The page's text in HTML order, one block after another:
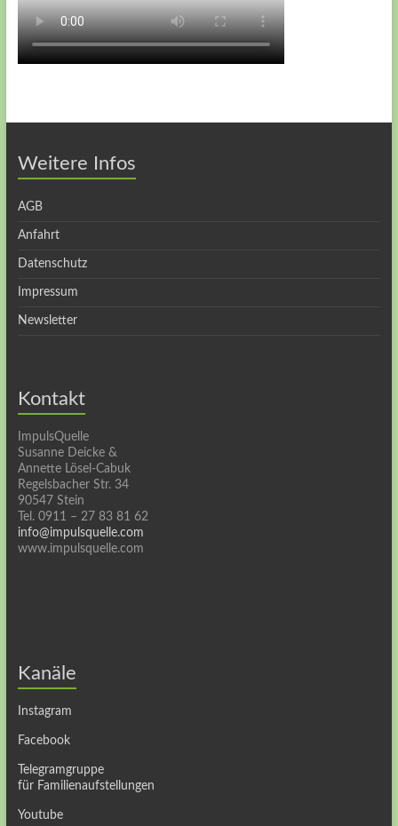
Weitere Infos
AGB
Anfahrt
Datenschutz
Impressum
Newsletter
Kontakt
ImpulsQuelle
Susanne Deicke &
Annette Lösel-Cabuk
Regelsbacher Str. 34
90547 Stein
Tel. 0911 – 27 83 81 62
info@impulsquelle.com
www.impulsquelle.com
Kanäle
Instagram
Facebook
Telegramgruppe
für Familienaufstellungen
Youtube